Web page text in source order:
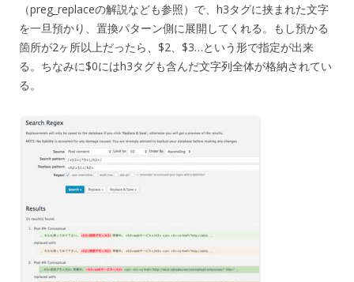
（preg_replaceの解説なども参照）で、h3タグに挟まれた文字
を一旦預かり、置換パターン側に展開してくれる。もし預かる
箇所が2ヶ所以上だったら、$2、$3…という形で指定が出来
る。ちなみに$0にはh3タグも含んだ文字列全体が格納されてい
る。